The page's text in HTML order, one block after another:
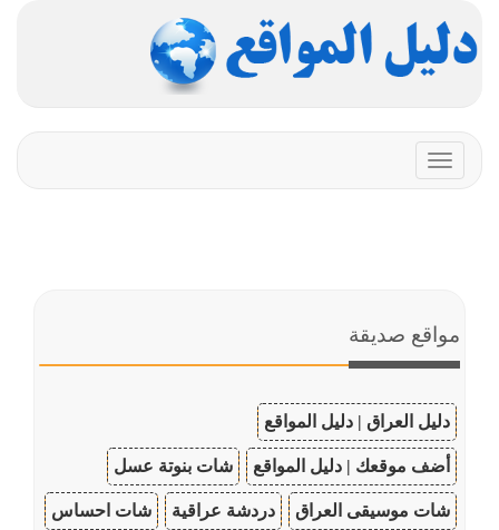
Toggle
navigation
مواقع صديقة
دليل العراق | دليل المواقع
أضف موقعك | دليل المواقع شات بنوتة عسل
شات موسيقى العراق دردشة عراقية شات احساس